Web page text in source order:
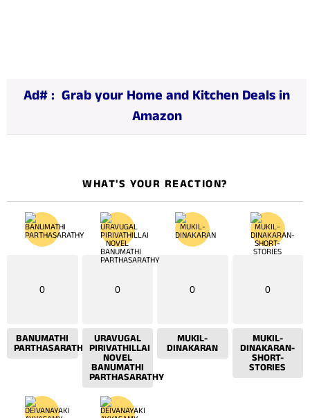
n
Ad# : Grab your Home and Kitchen Deals in
Amazon
WHAT'S YOUR REACTION?
0
BANUMATHI
PARTHASARATHY
0
URAVUGAL
PIRIVATHILLAI
NOVEL
BANUMATHI
PARTHASARATHY
0
MUKIL-
DINAKARAN
0
MUKIL-
DINAKARAN-
SHORT-
STORIES